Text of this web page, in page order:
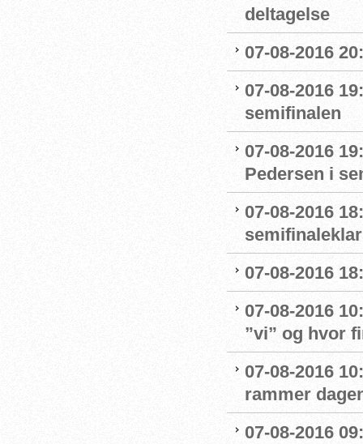
deltagelse
07-08-2016
07-08-2016
semifinalen
07-08-2016
Pedersen i
07-08-2016
07-08-2016
07-08-2016
”vi” og hvor
07-08-2016
rammer
07-08-2016